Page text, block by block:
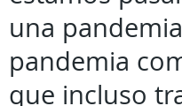
una
pandemia
que incluso